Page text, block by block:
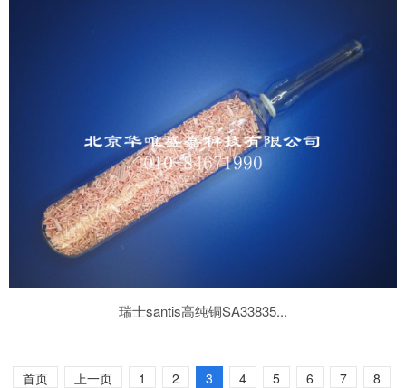
瑞士santis高纯铜SA33835...
首页 上一页 1 2 3 4 5 6 7
8